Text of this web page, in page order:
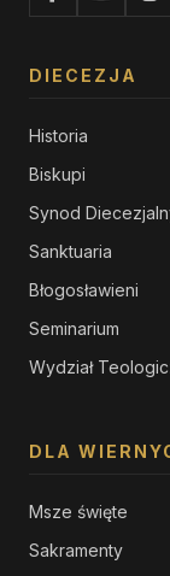
DIECEZJA
Historia
Biskupi
Synod
Sanktuaria
Błogosławieni
Seminarium
Wydział
DLA
Msze święte
Sakramenty